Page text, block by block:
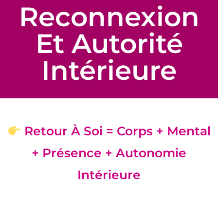
Reconnexion
Et Autorité
Intérieure
Retour À Soi = Corps + Mental
+ Présence + Autonomie
Intérieure